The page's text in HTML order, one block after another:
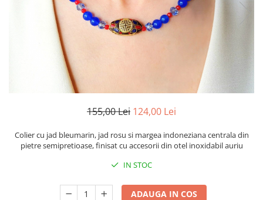
155,00 Lei 124,00 Lei
Colier cu jad bleumarin, jad rosu si margea indoneziana centrala din
pietre semipretioase, finisat cu accesorii din otel inoxidabil auriu
IN STOC
ADAUGA IN COS